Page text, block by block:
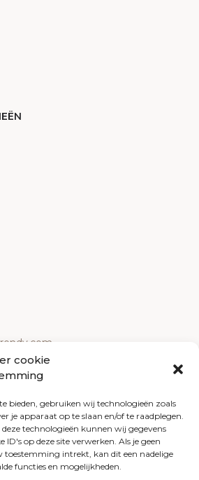
cookie
bieden, gebruiken wij technologieën zoals
je apparaat op te slaan en/of te raadplegen.
technologieën kunnen wij gegevens
ID's op deze site verwerken. Als je geen
intrekt, kan dit een nadelige
functies en mogelijkheden.